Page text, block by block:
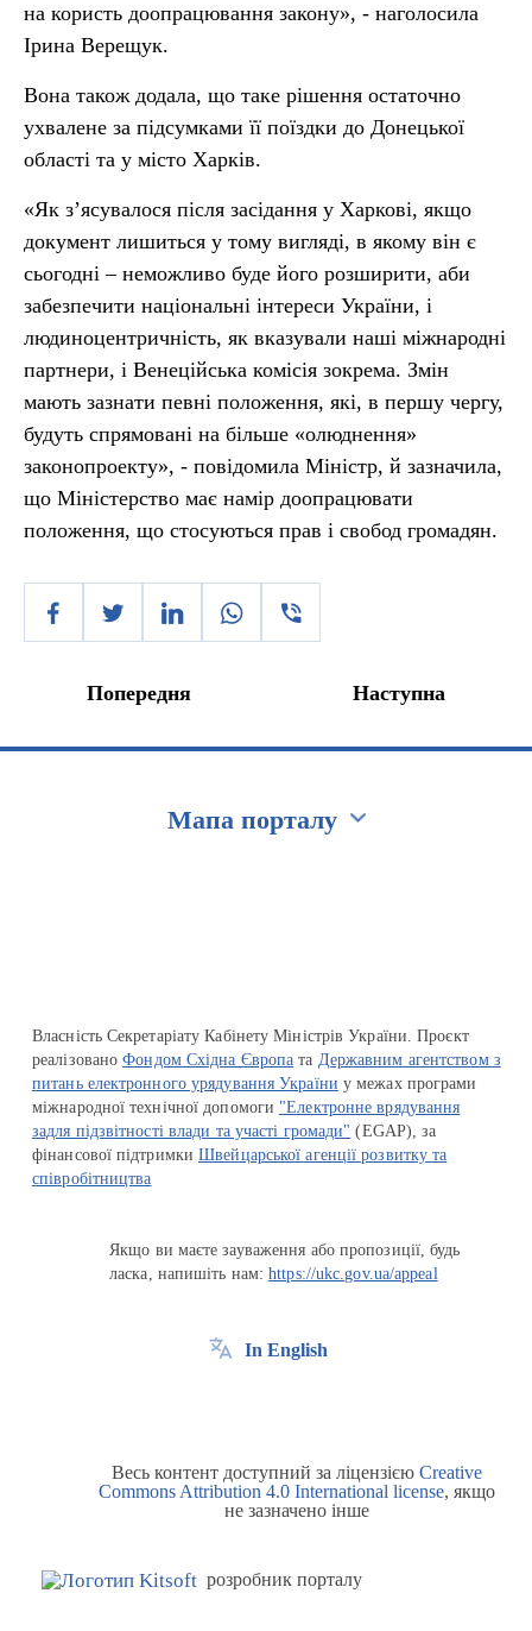
на користь доопрацювання закону», - наголосила
Ірина Верещук.
Вона також додала, що таке рішення остаточно
ухвалене за підсумками її поїздки до Донецької
області та у місто Харків.
«Як з’ясувалося після засідання у Харкові, якщо
документ лишиться у тому вигляді, в якому він є
сьогодні – неможливо буде його розширити, аби
забезпечити національні інтереси України, і
людиноцентричність, як вказували наші міжнародні
партнери, і Венеційська комісія зокрема. Змін
мають зазнати певні положення, які, в першу чергу,
будуть спрямовані на більше «олюднення»
законопроекту», - повідомила Міністр, й зазначила,
що Міністерство має намір доопрацювати
положення, що стосуються прав і свобод громадян.
Попередня Наступна
Мапа порталу
Власність Секретаріату Кабінету Міністрів України. Проєкт
реалізованоФондом Східна Європа та Державним агентством з
питань електронного урядування України у межах програми
міжнародної технічної допомоги "Електронне врядування
задля підзвітності влади та участі громади" (EGAP), за
фінансової підтримкиШвейцарської агенції розвитку та
співробітництва
Якщо ви маєте зауваження або пропозиції, будь
ласка, напишіть нам:https://ukc.gov.ua/appeal
In English
Весь контент доступний за ліцензією Creative
Commons Attribution 4.0 International license, якщо
не зазначено інше
розробник порталу